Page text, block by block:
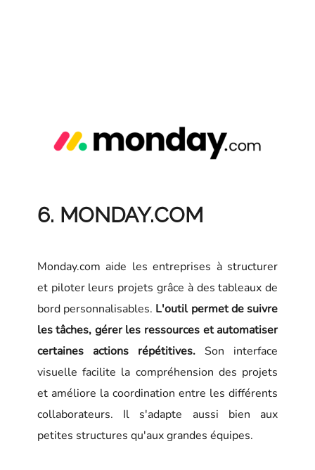
6. MONDAY.COM
Monday.com aide les entreprises à structurer
et piloter leurs projets grâce à des tableaux de
bord personnalisables. L'outil permet de suivre
les tâches, gérer les ressources et automatiser
certaines actions répétitives. Son interface
visuelle facilite la compréhension des projets
et améliore la coordination entre les différents
collaborateurs. Il s'adapte aussi bien aux
petites structures qu'aux grandes équipes.